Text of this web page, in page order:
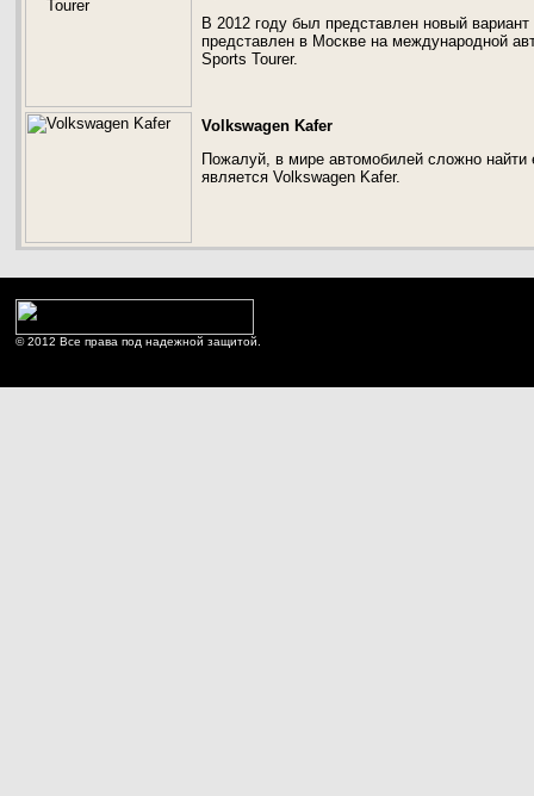
В 2012 году был представлен новый
представлен в Москве на международной
Sports Tourer.
Volkswagen Kafer
Пожалуй, в мире автомобилей сложно
является Volkswagen Kafer.
© 2012 Все права под надежной защитой.